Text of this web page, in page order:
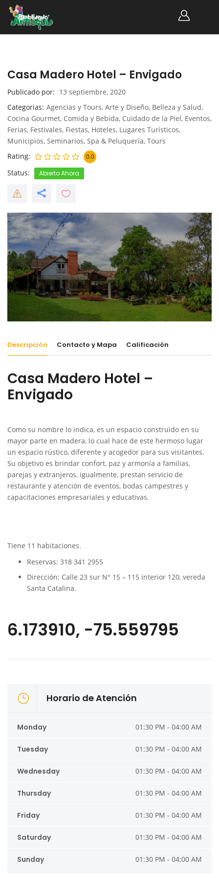
Casa Madero Hotel – Envigado
Publicado por
13 septiembre, 2020
Categorias Agencias y Tours, Arte y Diseño, Belleza y Salud,
Cocina Gourmet, Comida y Bebida, Cuidado de la Piel, Eventos,
Ferias, Festivales, Fiestas, Hoteles, Lugares Turísticos,
Municipios, Seminarios, Spa & Peluquería, Tours
Rating
0.0
Status Abierto Ahora
Descripción Contacto y Mapa Calificación
Casa Madero Hotel –
Envigado
Como su nombre lo indica, es un espacio construido en su
mayor parte en madera, lo cual hace de este hermoso lugar
un espacio rústico, diferente y acogedor para sus visitantes.
Su objetivo es brindar confort, paz y armonía a familias,
parejas y extranjeros, igualmente, prestan servicio de
restaurante y atención de eventos, bodas campestres y
capacitaciones empresariales y educativas.
Tiene 11 habitaciones.
Reservas: 318 341 2955
Dirección: Calle 23 sur N° 15 – 115 interior 120, vereda
Santa Catalina.
6.173910, -75.559795
Horario de Atención
Monday 01:30 PM - 04:00 AM
Tuesday 01:30 PM - 04:00 AM
Wednesday 01:30 PM - 04:00 AM
Thursday 01:30 PM - 04:00 AM
Friday 01:30 PM - 04:00 AM
Saturday 01:30 PM - 04:00 AM
Sunday 01:30 PM - 04:00 AM